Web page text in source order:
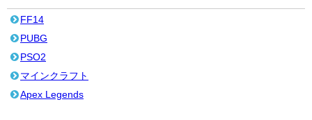
FF14
PUBG
PSO2
マインクラフト
Apex Legends